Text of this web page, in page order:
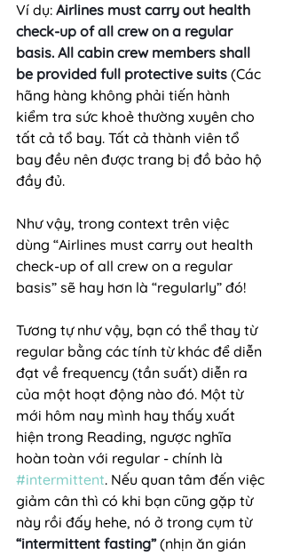
Ví dụ: Airlines must carry out health
check-up of all crew on a regular
basis. All cabin crew members shall
be provided full protective suits (Các
hãng hàng không phải tiến hành
kiểm tra sức khoẻ thường xuyên cho
tất cả tổ bay. Tất cả thành viên tổ
bay đều nên được trang bị đồ bảo hộ
đầy đủ.
Như vậy, trong context trên việc
dùng “Airlines must carry out health
check-up of all crew on a regular
basis” sẽ hay hơn là “regularly” đó!
Tương tự như vậy, bạn có thể thay từ
regular bằng các tính từ khác để diễn
đạt về frequency (tần suất) diễn ra
của một hoạt động nào đó. Một từ
mới hôm nay mình hay thấy xuất
hiện trong Reading, ngược nghĩa
hoàn toàn với regular - chính là
#intermittent. Nếu quan tâm đến việc
giảm cân thì có khi bạn cũng gặp từ
này rồi đấy hehe, nó ở trong cụm từ
“intermittent fasting” (nhịn ăn gián